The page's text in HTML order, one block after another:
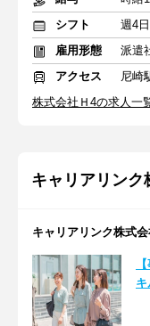
シフト
週4
雇用形態
派遣
アクセス
尼崎
株式会社Ｈ4の求人一
キャリアリンク
キャリアリンク株式